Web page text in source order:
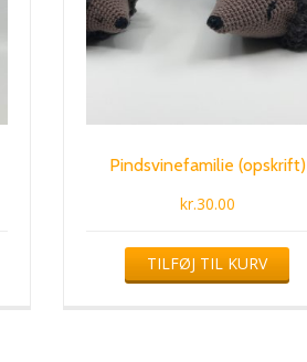
Pindsvinefamilie (opskrift)
kr.30.00
TILFØJ TIL KURV